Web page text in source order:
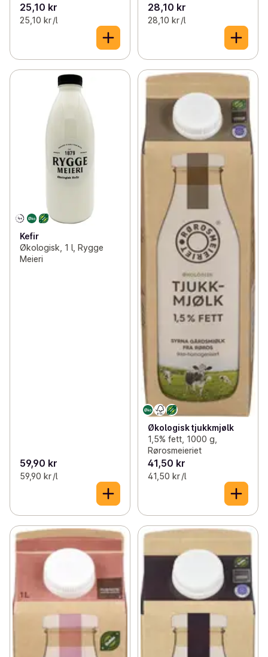
25,10 kr
25,10 kr /l
28,10 kr
28,10 kr /l
Kefir
Økologisk, 1 l, Rygge
Meieri
59,90 kr
59,90 kr /l
Økologisk tjukkmjølk
1,5% fett, 1000 g,
Rørosmeieriet
41,50 kr
41,50 kr /l